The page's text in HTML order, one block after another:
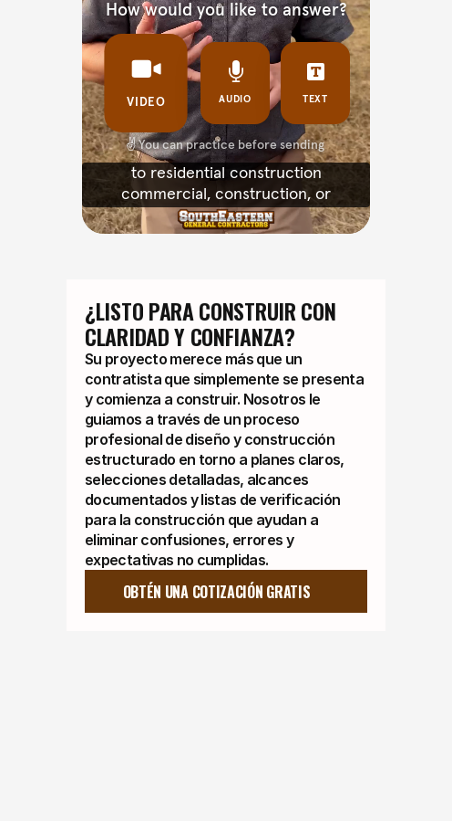
¿LISTO PARA CONSTRUIR CON
CLARIDAD Y CONFIANZA?
Su proyecto merece más que un
contratista que simplemente se presenta
y comienza a construir. Nosotros le
guiamos a través de un proceso
profesional de diseño y construcción
estructurado en torno a planes claros,
selecciones detalladas, alcances
documentados y listas de verificación
para la construcción que ayudan a
eliminar confusiones, errores y
expectativas no cumplidas.
OBTÉN UNA COTIZACIÓN GRATIS